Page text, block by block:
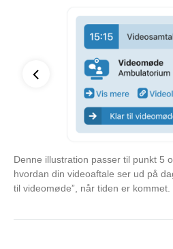
Denne illustration passer til punkt 5
hvordan din videoaftale ser ud på
til videomøde”, når tiden er kommet.